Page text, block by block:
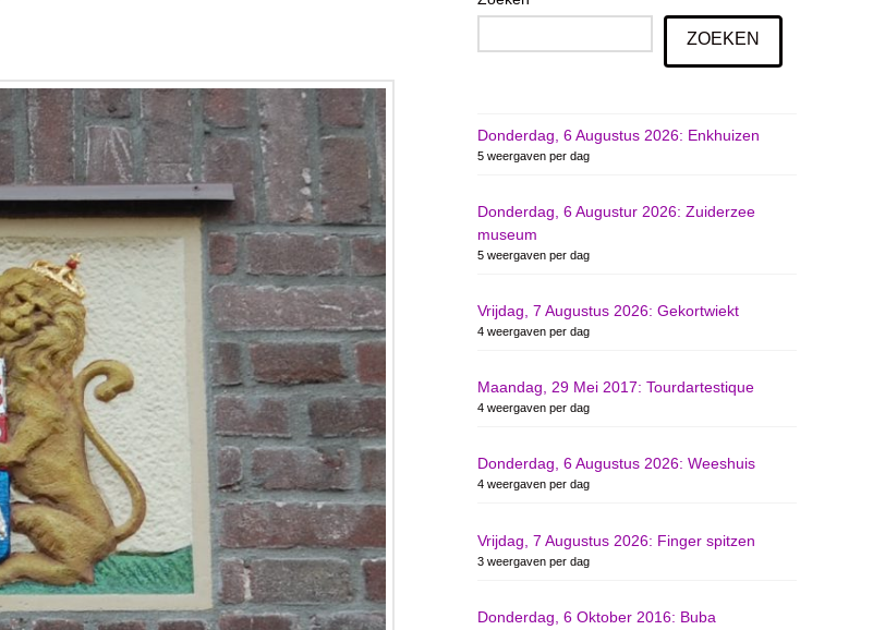
ZOEKEN
Donderdag, 6 Augustus 2026: Enkhuizen
5 weergaven per dag
Donderdag, 6 Augustur 2026: Zuiderzee
museum
5 weergaven per dag
Vrijdag, 7 Augustus 2026: Gekortwiekt
4 weergaven per dag
Maandag, 29 Mei 2017: Tourdartestique
4 weergaven per dag
Donderdag, 6 Augustus 2026: Weeshuis
4 weergaven per dag
Vrijdag, 7 Augustus 2026: Finger spitzen
3 weergaven per dag
Donderdag, 6 Oktober 2016: Buba